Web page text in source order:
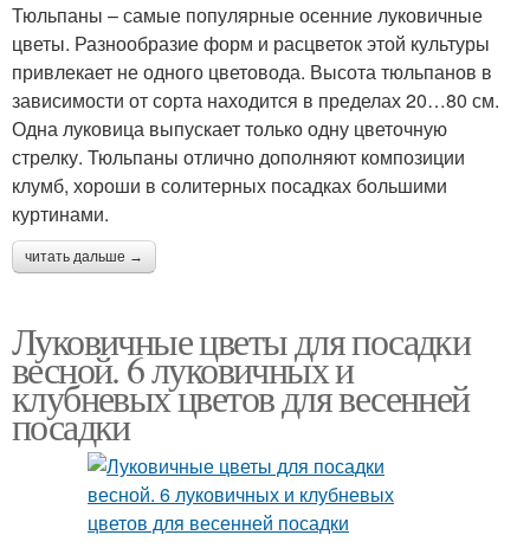
Тюльпаны – самые популярные осенние луковичные
цветы. Разнообразие форм и расцветок этой культуры
привлекает не одного цветовода. Высота тюльпанов в
зависимости от сорта находится в пределах 20…80 см.
Одна луковица выпускает только одну цветочную
стрелку. Тюльпаны отлично дополняют композиции
клумб, хороши в солитерных посадках большими
куртинами.
читать дальше →
Луковичные цветы для посадки
весной. 6 луковичных и
клубневых цветов для весенней
посадки